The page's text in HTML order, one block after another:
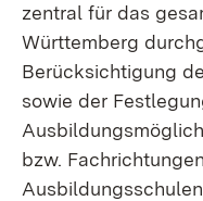
zentral für das
Württemberg
Berücksichtigung
sowie der
bzw.